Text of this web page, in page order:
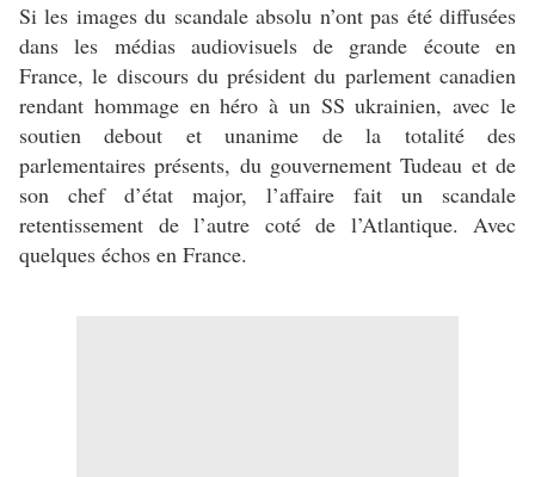
Si les images du scandale absolu n’ont pas été diffusées
dans les médias audiovisuels de grande écoute en
France, le discours du président du parlement canadien
rendant hommage en héro à un SS ukrainien, avec le
soutien debout et unanime de la totalité des
parlementaires présents, du gouvernement Tudeau et de
son chef d’état major, l’affaire fait un scandale
retentissement de l’autre coté de l’Atlantique. Avec
quelques échos en France.